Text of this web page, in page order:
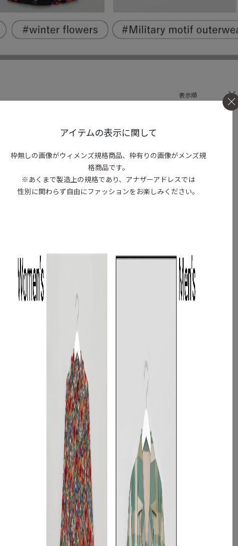
表示順
商品がありません
アイテムの表示に関して
枠無しの画像がウィメンズ規格商品、 枠有りの画像がメンズ規
格商品です。
※あくまで製造上の規格であり、アナザーアドレスでは
性別に関わらず自由にファッションをお楽しみください。